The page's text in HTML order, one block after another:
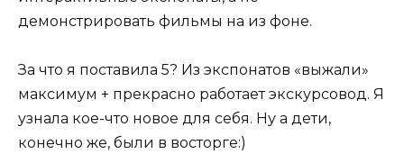
демонстрировать фильмы на из фоне.
За что я поставила 5? Из экспонатов «выжали»
максимум + прекрасно работает экскурсовод. Я
узнала кое-что новое для себя. Ну а дети,
конечно же, были в восторге:)